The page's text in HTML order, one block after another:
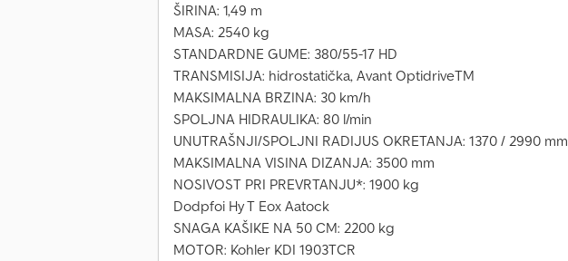
ŠIRINA: 1,49 m
MASA: 2540 kg
STANDARDNE GUME: 380/55-17 HD
TRANSMISIJA: hidrostatička, Avant OptidriveTM
MAKSIMALNA BRZINA: 30 km/h
SPOLJNA HIDRAULIKA: 80 l/min
UNUTRAŠNJI/SPOLJNI RADIJUS OKRETANJA: 1370 / 2990 mm
MAKSIMALNA VISINA DIZANJA: 3500 mm
NOSIVOST PRI PREVRTANJU*: 1900 kg
Dodpfoi Hy T Eox Aatock
SNAGA KAŠIKE NA 50 CM: 2200 kg
MOTOR: Kohler KDI 1903TCR